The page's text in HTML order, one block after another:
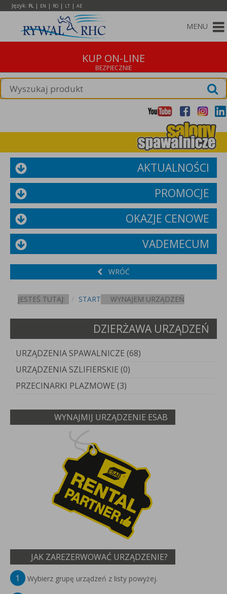
Język: PL | EN | RO | LT | AE
MENU
KUP ON-LINE
AKTUALNOŚCI
PROMOCJE
OKAZJE CENOWE
VADEMECUM
WRÓĆ
JESTEŚ TUTAJ: START WYNAJEM URZĄDZEŃ
DZIERŻAWA URZĄDZEŃ
URZĄDZENIA SPAWALNICZE (68)
URZĄDZENIA SZLIFIERSKIE (0)
PRZECINARKI PLAZMOWE (3)
WYNAJMIJ URZĄDZENIE ESAB
JAK ZAREZERWOWAĆ URZĄDZENIE?
1 Wybierz grupę urządzeń z listy powyżej.